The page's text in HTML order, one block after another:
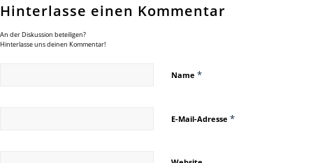
Hinterlasse einen Kommentar
An der Diskussion beteiligen?
Hinterlasse uns deinen Kommentar!
Name *
E-Mail-Adresse *